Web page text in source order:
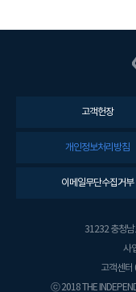
고객헌장
개인정보처리방침
이메일무단수집거부
31232 충청남
사
고객센터
ⓒ 2018 THE